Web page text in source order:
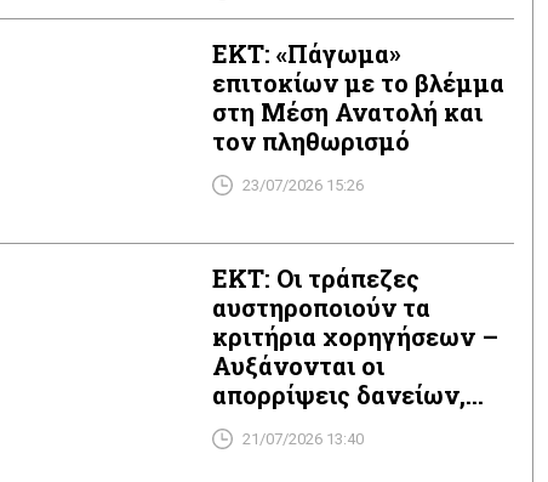
ΕΚΤ: «Πάγωμα»
επιτοκίων με το βλέμμα
στη Μέση Ανατολή και
τον πληθωρισμό
23/07/2026 15:26
ΕΚΤ: Οι τράπεζες
αυστηροποιούν τα
κριτήρια χορηγήσεων –
Αυξάνονται οι
απορρίψεις δανείων,
πιέζεται η στεγαστική
πίστη
21/07/2026 13:40